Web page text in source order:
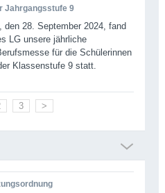
Jahrgangsstufe 9
den 28. September 2024, fand
LG unsere jährliche
für die Schülerinnen
Klassenstufe 9 statt.
3 >